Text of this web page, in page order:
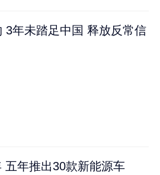
3年未踏足中国 释放反常信
五年推出30款新能源车